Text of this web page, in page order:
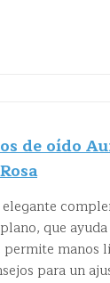
de oído
que
manos
para un